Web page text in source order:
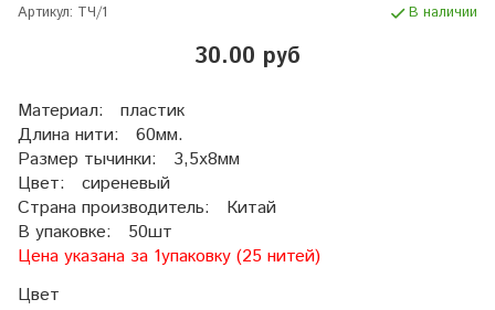
Артикул: ТЧ/1 В наличии
30.00 руб
Материал: пластик
Длина нити: 60мм.
Размер тычинки: 3,5х8мм
Цвет: сиреневый
Страна производитель: Китай
В упаковке: 50шт
Цена указана за 1упаковку (25 нитей)
Цвет